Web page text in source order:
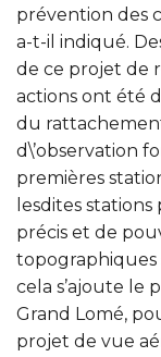
prévention des
a-t-il indiqué.
de ce projet de
actions ont été
du
d\’observation
premières
lesdites
précis et de
topographiques
cela s’ajoute le
Grand Lomé,
projet de vue